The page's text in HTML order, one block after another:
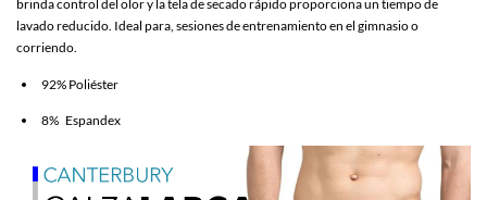
brinda control del olor y la tela de secado rápido proporciona un tiempo de
lavado reducido. Ideal para, sesiones de entrenamiento en el gimnasio o
corriendo.
92% Poliéster
8% Espandex